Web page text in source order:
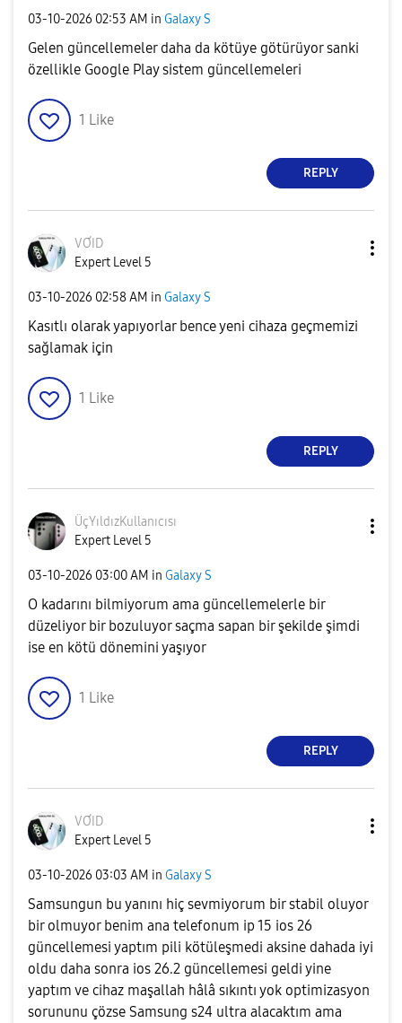
‎03-10-2026 02:53 AM in Galaxy S
Gelen güncellemeler daha da kötüye götürüyor sanki
özellikle Google Play sistem güncellemeleri
1 Like
REPLY
VƠID
Expert Level 5
‎03-10-2026 02:58 AM in Galaxy S
Kasıtlı olarak yapıyorlar bence yeni cihaza geçmemizi
sağlamak için
1 Like
REPLY
ÜçYıldızKullanıcısı
Expert Level 5
‎03-10-2026 03:00 AM in Galaxy S
O kadarını bilmiyorum ama güncellemelerle bir
düzeliyor bir bozuluyor saçma sapan bir şekilde şimdi
ise en kötü dönemini yaşıyor
1 Like
REPLY
VƠID
Expert Level 5
‎03-10-2026 03:03 AM in Galaxy S
Samsungun bu yanını hiç sevmiyorum bir stabil oluyor
bir olmuyor benim ana telefonum ip 15 ios 26
güncellemesi yaptım pili kötüleşmedi aksine dahada iyi
oldu daha sonra ios 26.2 güncellemesi geldi yine
yaptım ve cihaz maşallah hâlâ sıkıntı yok optimizasyon
sorununu çözse Samsung s24 ultra alacaktım ama